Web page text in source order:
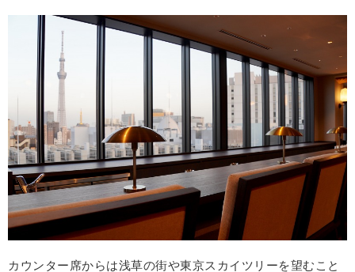
カウンター席からは浅草の街や東京スカイツリーを望むこと